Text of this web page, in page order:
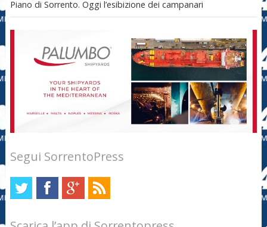
Piano di Sorrento. Oggi l’esibizione dei campanari
Segui SorrentoPress